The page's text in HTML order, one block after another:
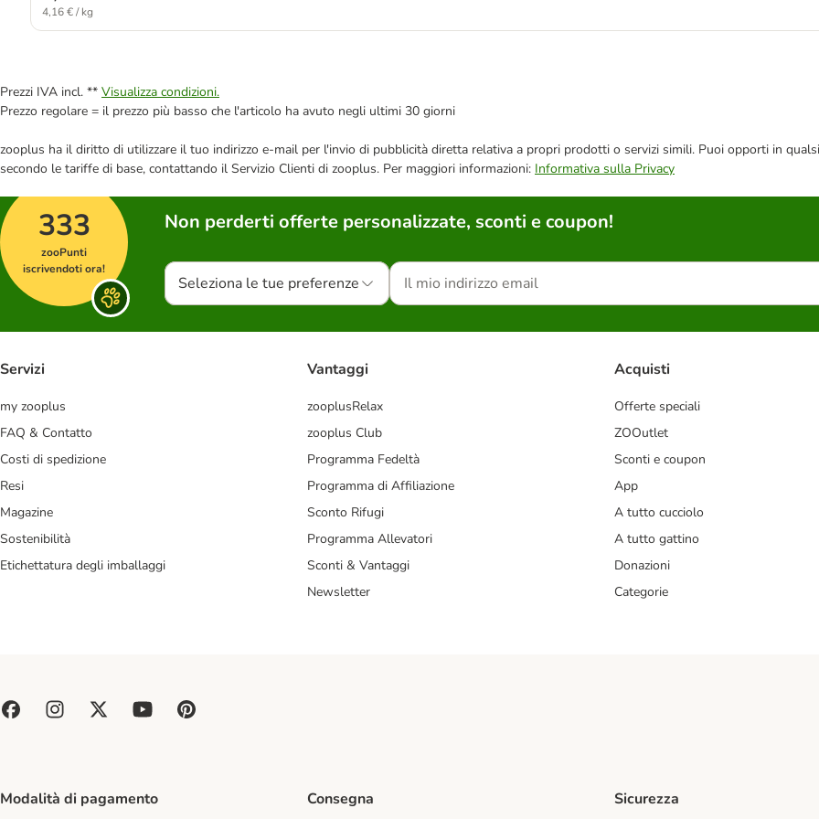
4,16 € / kg
Prezzi IVA incl. ** Visualizza condizioni.
Prezzo regolare = il prezzo più basso che l'articolo ha avuto negli ultimi 30 giorni
zooplus ha il diritto di utilizzare il tuo indirizzo e-mail per l'invio di pubblicità diretta relativa a propri prodotti o servizi simili. Puoi opporti in
secondo le tariffe di base, contattando il Servizio Clienti di zooplus. Per maggiori informazioni: Informativa sulla Privacy
333
zooPunti
iscrivendoti ora!
Non perderti offerte personalizzate, sconti e coupon!
Seleziona le tue preferenze
Servizi
my zooplus
FAQ & Contatto
Costi di spedizione
Resi
Magazine
Sostenibilità
Etichettatura degli imballaggi
Vantaggi
zooplusRelax
zooplus Club
Programma Fedeltà
Programma di Affiliazione
Sconto Rifugi
Programma Allevatori
Sconti & Vantaggi
Newsletter
Acquisti
Offerte speciali
ZOOutlet
Sconti e coupon
App
A tutto cucciolo
A tutto gattino
Donazioni
Categorie
Modalità di pagamento Consegna Sicurezza